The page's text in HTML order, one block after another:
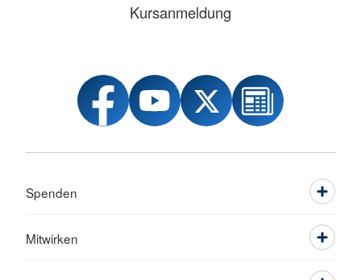
Kursanmeldung
Spenden
Mitwirken